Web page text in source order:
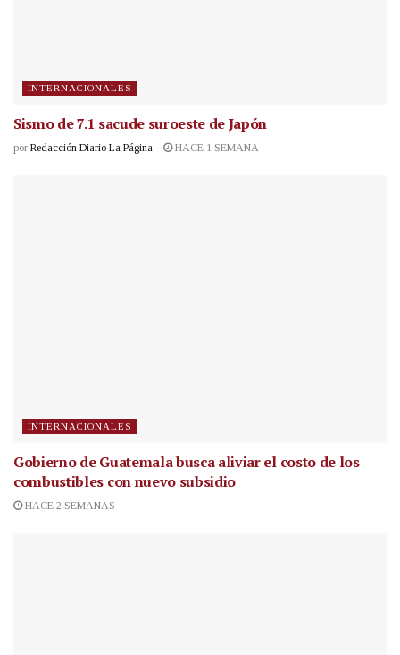
INTERNACIONALES
Sismo de 7.1 sacude suroeste de Japón
por Redacción Diario La Página HACE 1 SEMANA
INTERNACIONALES
Gobierno de Guatemala busca aliviar el costo de los
combustibles con nuevo subsidio
HACE 2 SEMANAS